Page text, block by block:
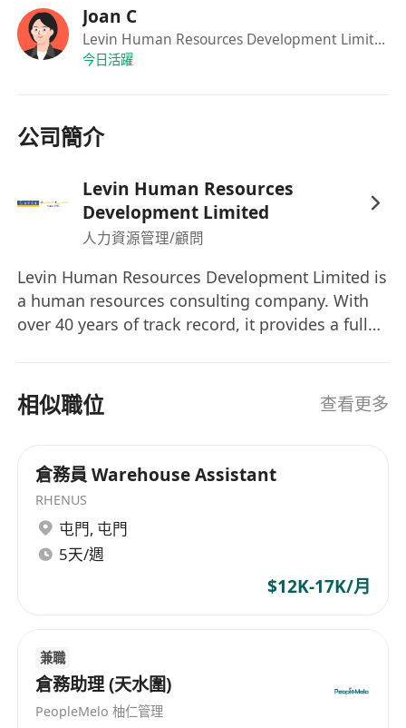
Joan C
Levin Human Resources Development Limited
今日活躍
公司簡介
Levin Human Resources
Development Limited
人力資源管理/顧問
Levin Human Resources Development Limited is
a human resources consulting company. With
over 40 years of track record, it provides a full
covers Greater China, Asia, Europe, and
America. 絡風人力資源發展有限公司是人力資源諮
憑藉超過 40 年的卓越表現，本行現已成為全方位的
人才搜尋方案夥伴，並獲大中華地區、亞洲、歐洲
相似職位 查看更多
倉務員 Warehouse Assistant
RHENUS
屯門, 屯門
5天/週
$12K-17K/月
兼職
倉務助理 (天水圍)
PeopleMelo 柚仁管理